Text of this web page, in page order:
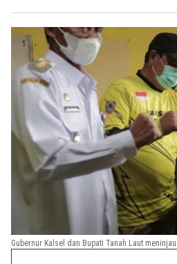
Gubernur Kalsel dan Bupati Tanah Laut